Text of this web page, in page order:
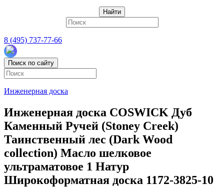
Найти
8 (495) 737-77-66
Поиск по сайту
Инженерная доска
Инженерная доска COSWICK Дуб
Каменный Ручей (Stoney Creek)
Таинственный лес (Dark Wood
collection) Масло шелковое
ультраматовое 1 Натур
Широкоформатная доска 1172-3825-10